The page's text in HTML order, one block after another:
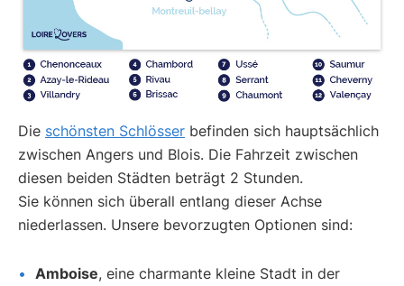
Die schönsten Schlösser befinden sich hauptsächlich
zwischen Angers und Blois. Die Fahrzeit zwischen
diesen beiden Städten beträgt 2 Stunden.
Sie können sich überall entlang dieser Achse
niederlassen. Unsere bevorzugten Optionen sind:
Amboise, eine charmante kleine Stadt in der